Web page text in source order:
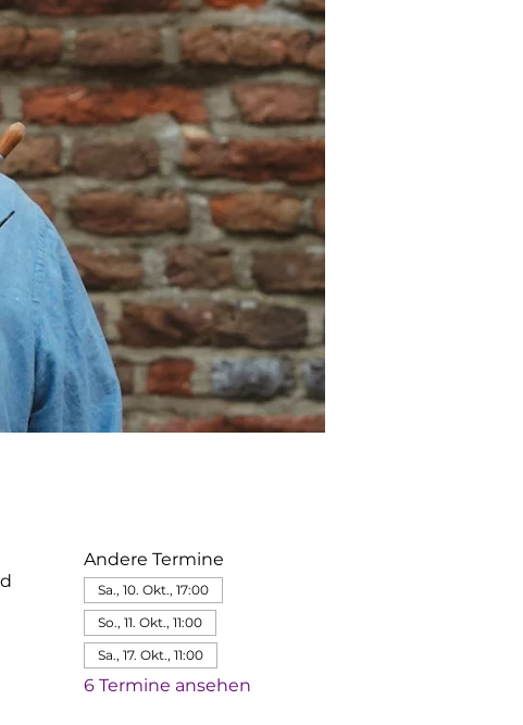
Andere Termine
Sa., 10. Okt., 17:00
So., 11. Okt., 11:00
Sa., 17. Okt., 11:00
6 Termine ansehen